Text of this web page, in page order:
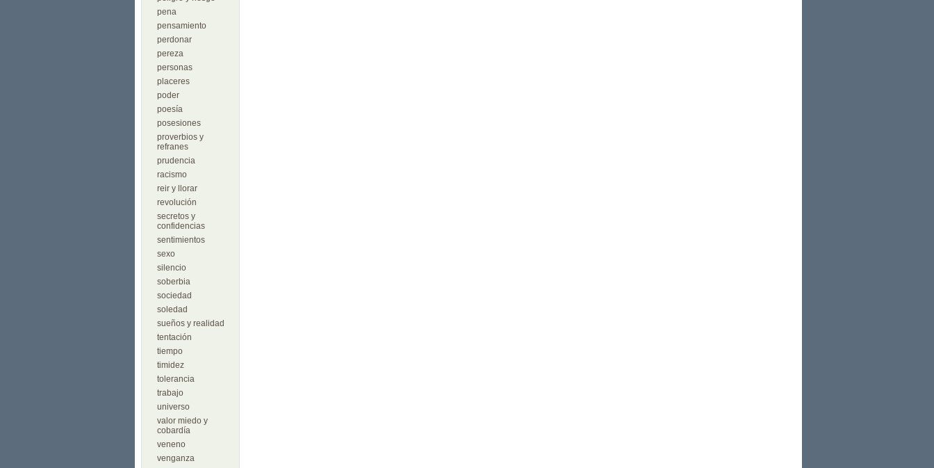
pena
pensamiento
perdonar
pereza
personas
placeres
poder
poesía
posesiones
proverbios y
refranes
prudencia
racismo
reir y llorar
revolución
secretos y
confidencias
sentimientos
sexo
silencio
soberbia
sociedad
soledad
sueños y realidad
tentación
tiempo
timidez
tolerancia
trabajo
universo
valor miedo y
cobardía
veneno
venganza